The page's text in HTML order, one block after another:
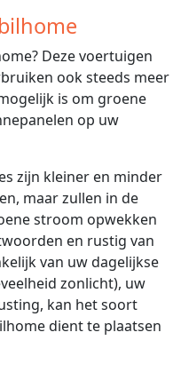
Deze voertuigen
ook steeds meer
is om groene
op uw
zijn kleiner en minder
maar zullen in de
stroom opwekken
en rustig van
van uw dagelijkse
zonlicht), uw
kan het soort
dient te plaatsen